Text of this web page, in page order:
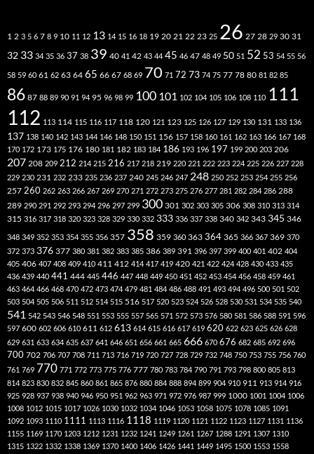
1 2 3 5 6 7 8 9 10 11 12 13 14 15 16 18 19 20 21 22 23 25 26 27 28 29 30 31
32 33 34 35 36 37 38 39 40 41 42 43 44 45 46 47 48 49 50 51 52 53 54 55 56
58 59 60 61 62 63 64 65 66 67 68 69 70 71 72 73 74 75 77 78 80 81 82 85
86 87 88 89 90 91 94 95 96 98 99 100 101 102 104 105 106 108 110 111
112 113 114 115 116 117 118 120 121 123 125 126 127 129 130 131 133 136
137 138 140 142 143 144 146 148 150 151 156 157 158 160 161 162 163 166 167 168
170 172 173 175 176 180 181 182 183 184 186 193 196 197 199 200 203 206
207 208 209 212 214 215 216 217 218 219 220 221 222 223 224 225 226 227 228
229 230 231 232 233 235 236 237 240 245 246 247 248 250 252 253 254 255 256
257 260 262 263 266 267 269 270 271 272 273 275 276 277 281 282 284 286 288
289 290 291 292 293 294 296 297 299 300 301 302 303 305 306 308 310 313 314
315 316 317 318 320 323 328 329 330 332 333 336 337 338 340 342 343 345 346
348 349 352 353 354 355 356 357 358 359 360 363 364 365 366 367 369 370
372 373 376 377 380 381 382 383 385 386 389 391 396 397 399 400 401 402 404
405 406 407 408 409 410 411 412 414 417 419 420 421 422 424 428 430 433 435
436 439 440 441 444 445 446 447 448 449 450 451 452 453 454 456 458 459 461
463 464 466 468 470 472 473 474 479 481 484 486 488 491 493 494 496 500 501 502
503 504 505 506 511 512 514 515 516 517 520 523 524 526 528 530 531 534 535 540
541 542 543 546 548 551 553 555 557 565 571 572 573 576 580 581 586 588 591 596
597 600 602 606 610 611 612 613 614 615 616 617 619 620 622 623 625 626 628
629 631 633 634 635 637 641 646 651 656 661 665 666 670 676 682 685 692 696
700 702 706 707 708 711 713 716 719 720 727 728 729 732 748 750 753 755 756 760
761 769 770 771 772 773 775 776 777 780 783 784 790 791 793 798 800 805 813
814 823 830 832 845 860 861 865 876 880 884 888 894 899 904 910 911 913 914 916
925 928 937 938 940 946 950 951 962 963 971 972 976 987 999 1000 1001 1004 1006
1008 1012 1015 1017 1026 1030 1032 1034 1046 1053 1058 1075 1078 1085 1091
1092 1093 1110 1111 1113 1116 1118 1119 1120 1121 1122 1123 1127 1131 1136
1155 1169 1170 1203 1212 1231 1232 1241 1249 1261 1267 1288 1291 1307 1310
1315 1322 1332 1338 1369 1370 1400 1406 1426 1441 1449 1495 1500 1553 1558